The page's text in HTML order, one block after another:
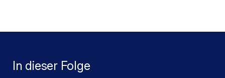
In dieser Folge